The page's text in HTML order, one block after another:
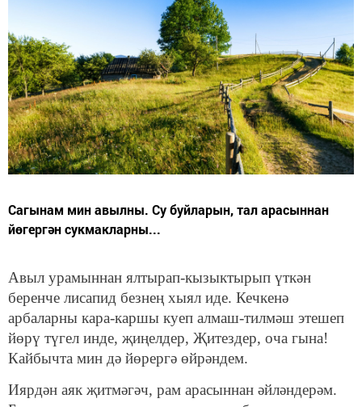
Сагынам мин авылны. Су буйларын, тал арасыннан
йөгергән сукмакларны...
Авыл урамыннан ялтырап-кызыктырып үткән
беренче лисапид безнең хыял иде. Кечкенә
арбаларны кара-каршы куеп алмаш-тилмәш этешеп
йөрү түгел инде, җиңелдер, Җитездер, оча гына!
Кайбычта мин дә йөрергә өйрәндем.
Иярдән аяк җитмәгәч, рам арасыннан әйләндерәм.